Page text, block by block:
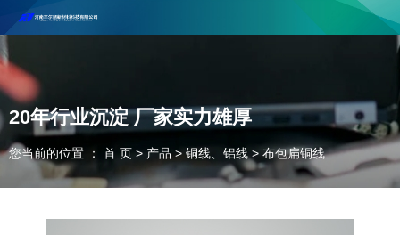
河南丰尔彻新材料科技有限公司欢迎合作咨询！
联系电话：18037947756
20年行业沉淀 厂家实力雄厚
您当前的位置 ： 首 页 > 产品 > 铜线、铝线 > 布包扁铜线